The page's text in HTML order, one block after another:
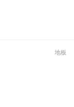
地板